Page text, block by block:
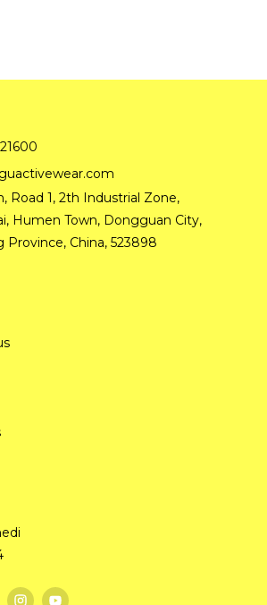
Road 1, 2th Industrial Zone,
Humen Town, Dongguan City,
Province, China, 523898